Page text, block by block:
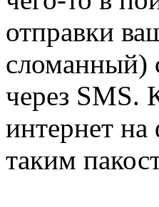
отправки
сломанный)
через SMS.
интернет
таким